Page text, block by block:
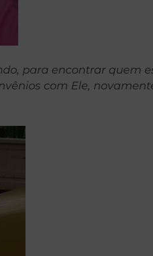
para encontrar quem
com Ele,